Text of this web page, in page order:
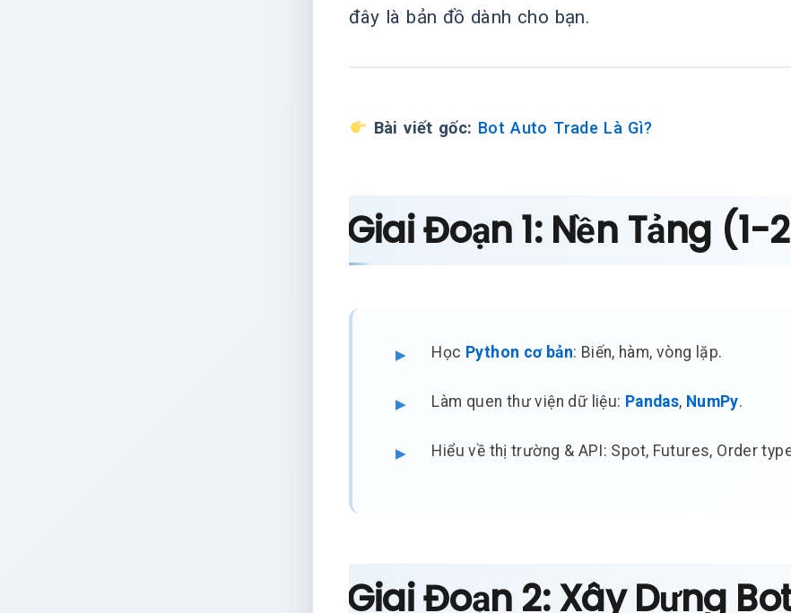
đây là bản đồ dành cho bạn.
Bài viết gốc: Bot Auto Trade Là Gì?
Giai Đoạn 1: Nền Tảng (1-
Học Python cơ bản: Biến, hàm, vòng lặp.
Làm quen thư viện dữ liệu: Pandas, NumPy.
Hiểu về thị trường & API: Spot, Futures, Order
Giai Đoạn 2: Xây Dựng